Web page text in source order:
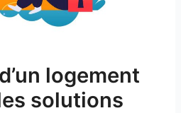
logement
solutions